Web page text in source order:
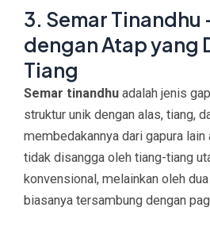
3. Semar Tinandhu
dengan Atap yang
Tiang
Semar tinandhu adalah jenis
struktur unik dengan alas, tiang,
membedakannya dari gapura lain
tidak disangga oleh tiang-tiang
konvensional, melainkan oleh
biasanya tersambung dengan